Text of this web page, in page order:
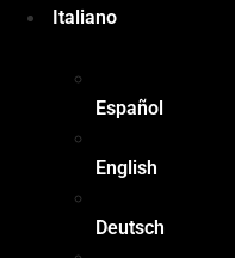
Italiano
Español
English
Deutsch